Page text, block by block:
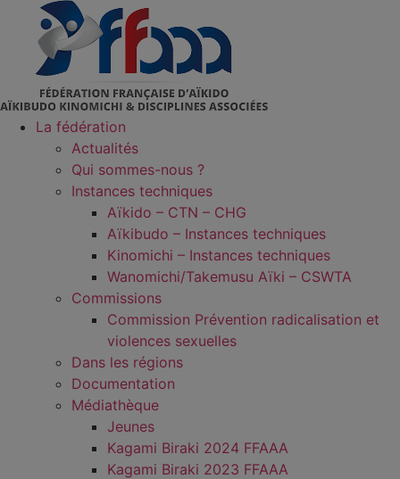
contenu
La fédération
Actualités
Qui sommes-nous ?
Instances techniques
Aïkido – CTN – CHG
Aïkibudo – Instances techniques
Kinomichi – Instances techniques
Wanomichi/Takemusu Aïki – CSWTA
Commissions
Commission Prévention radicalisation et
violences sexuelles
Dans les régions
Documentation
Médiathèque
Jeunes
Kagami Biraki 2024 FFAAA
Kagami Biraki 2023 FFAAA